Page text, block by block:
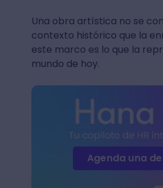
Una obra artística no se
contexto histórico que la
este marco es lo que la
mundo de hoy.
Agenda una